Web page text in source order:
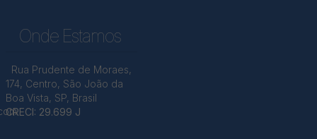
Onde Estamos
Rua Prudente de Moraes,
174, Centro, São João da
Boa Vista, SP, Brasil
CRECI: 29.699 J